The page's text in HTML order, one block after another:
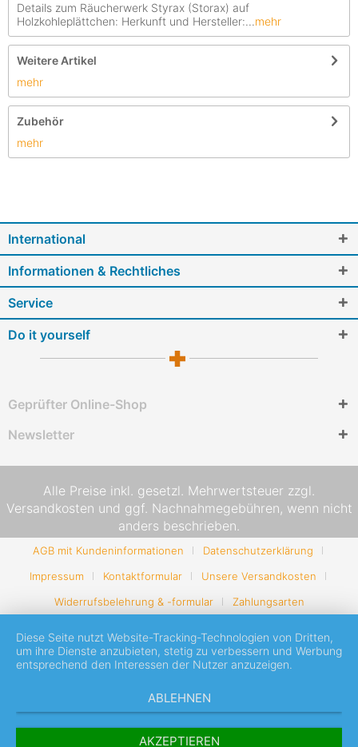
Details zum Räucherwerk Styrax (Storax) auf
Holzkohleplättchen: Herkunft und Hersteller:...mehr
Weitere Artikel
mehr
Zubehör
mehr
International
Informationen & Rechtliches
Service
Do it yourself
Geprüfter Online-Shop
Newsletter
Alle Preise inkl. gesetzl. Mehrwertsteuer zzgl.
Versandkosten und ggf. Nachnahmegebühren, wenn nicht
anders beschrieben.
AGB mit Kundeninformationen
Datenschutzerklärung
Impressum
Kontaktformular
Unsere Versandkosten
Widerrufsbelehrung & -formular
Zahlungsarten
Diese Seite nutzt Website-Tracking-Technologien von Dritten,
um ihre Dienste anzubieten, stetig zu verbessern und Werbung
entsprechend den Interessen der Nutzer anzuzeigen.
ABLEHNEN
AKZEPTIEREN